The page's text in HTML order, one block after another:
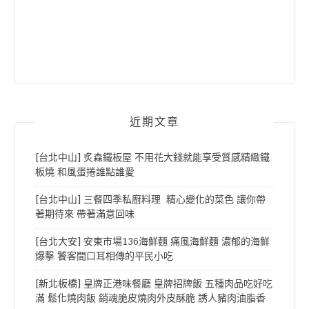
近期文章
[台北中山] 炙森鐵板屋 不用花大錢就能享受質感精緻鐵
板燒 和風蛋捲誰點誰愛
[台北中山] 三餐四季私廚料理 精心變化的菜色 讓你帶
著期待來 帶著滿意回味
[台北大安] 安東市場136海鮮麵 痛風海鮮麵 濃郁的海鮮
爆擊 饕客間口耳相傳的平民小吃
[新北板橋] 皇牌正港味餐廳 皇牌招牌飯 五種肉品吃好吃
滿 鬆化燒肉飯 銷魂脆皮燒肉外皮酥脆 誘人豬肉油脂香